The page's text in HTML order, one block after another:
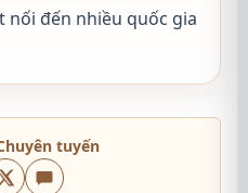
nối đến nhiều quốc gia
tuyến